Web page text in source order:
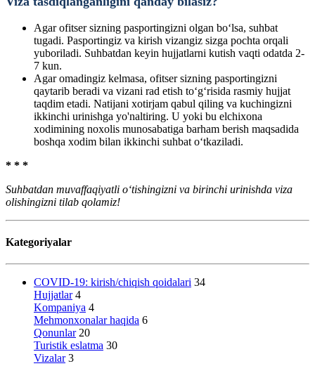
Agar ofitser sizning pasportingizni olgan bo‘lsa, suhbat
tugadi. Pasportingiz va kirish vizangiz sizga pochta orqali
yuboriladi. Suhbatdan keyin hujjatlarni kutish vaqti odatda 2-
7 kun.
Agar omadingiz kelmasa, ofitser sizning pasportingizni
qaytarib beradi va vizani rad etish to‘g‘risida rasmiy hujjat
taqdim etadi. Natijani xotirjam qabul qiling va kuchingizni
ikkinchi urinishga yo'naltiring. U yoki bu elchixona
xodimining noxolis munosabatiga barham berish maqsadida
boshqa xodim bilan ikkinchi suhbat o‘tkaziladi.
* * *
Suhbatdan muvaffaqiyatli o‘tishingizni va birinchi urinishda viza
olishingizni tilab qolamiz!
Kategoriyalar
COVID-19: kirish/chiqish qoidalari 34
Hujjatlar 4
Kompaniya 4
Mehmonxonalar haqida 6
Qonunlar 20
Turistik eslatma 30
Vizalar 3